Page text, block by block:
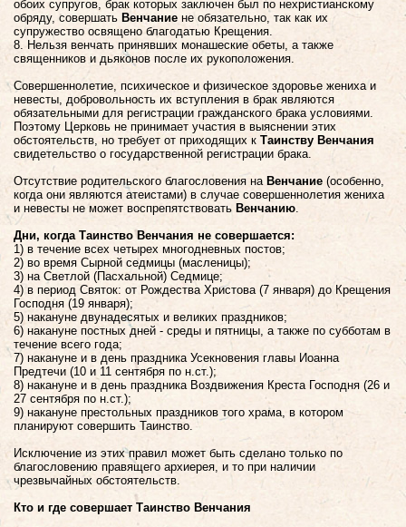
обоих супругов, брак которых заключен был по нехристианскому
обряду, совершать Венчаниене обязательно, так как их
супружество освящено благодатью Крещения.
8. Нельзя венчать принявших монашеские обеты, а также
священников и дьяконов после их рукоположения.
Совершеннолетие, психическое и физическое здоровье жениха и
невесты, добровольность их вступления в брак являются
обязательными для регистрации гражданского брака условиями.
Поэтому Церковь не принимает участия в выяснении этих
обстоятельств, но требует от приходящих к Таинству Венчания
свидетельство о государственной регистрации брака.
Отсутствие родительского благословения на Венчание(особенно,
когда они являются атеистами) в случае совершеннолетия жениха
и невесты не может воспрепятствовать Венчанию.
Дни, когда Таинство Венчания не совершается:
1) в течение всех четырех многодневных постов;
2) во время Сырной седмицы (масленицы);
3) на Светлой (Пасхальной) Седмице;
4) в период Святок: от Рождества Христова (7 января) до Крещения
Господня (19 января);
5) накануне двунадесятых и великих праздников;
6) накануне постных дней - среды и пятницы, а также по субботам в
течение всего года;
7) накануне и в день праздника Усекновения главы Иоанна
Предтечи (10 и 11 сентября по н.ст.);
8) накануне и в день праздника Воздвижения Креста Господня (26 и
27 сентября по н.ст.);
9) накануне престольных праздников того храма, в котором
планируют совершить Таинство.
Исключение из этих правил может быть сделано только по
благословению правящего архиерея, и то при наличии
чрезвычайных обстоятельств.
Кто и где совершает Таинство Венчания